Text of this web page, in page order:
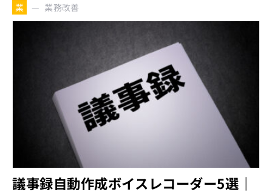
業 業務改善
議事録自動作成ボイスレコーダー5選｜